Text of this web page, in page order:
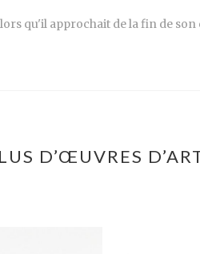
qu'il approchait de la fin de
D’ŒUVRES